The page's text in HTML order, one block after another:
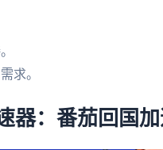
求。
器：番茄回国